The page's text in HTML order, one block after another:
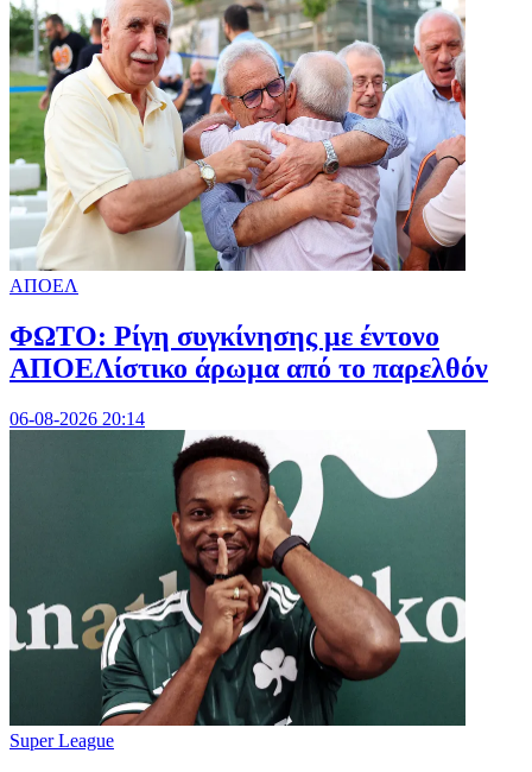
ΑΠΟΕΛ
ΦΩΤΟ: Ρίγη συγκίνησης με έντονο
ΑΠΟΕΛίστικο άρωμα από το παρελθόν
06-08-2026 20:14
Super League